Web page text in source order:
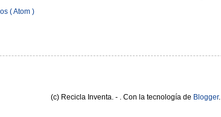
( Atom )
(c) Recicla Inventa. - . Con la tecnología de Blogger.